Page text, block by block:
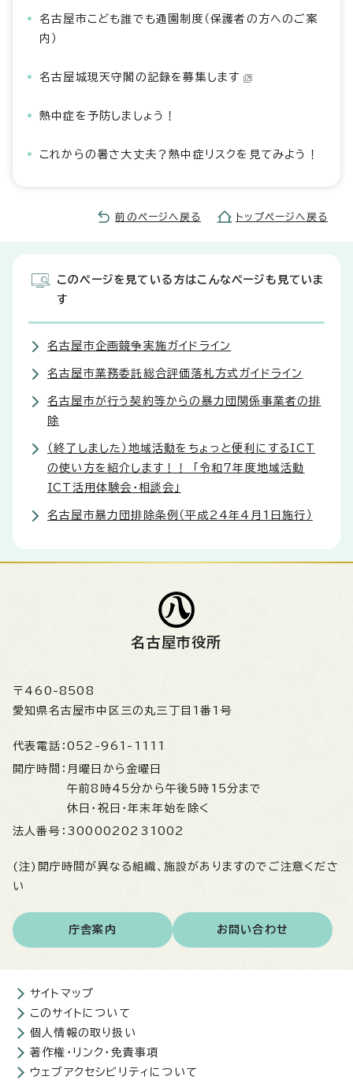
名古屋市こども誰でも通園制度（保護者の方へのご案
内）
名古屋城現天守閣の記録を募集します
熱中症を予防しましょう！
これからの暑さ大丈夫？熱中症リスクを見てみよう！
前のページへ戻る トップページへ戻る
このページを見ている方はこんなページも見ていま
す
名古屋市企画競争実施ガイドライン
名古屋市業務委託総合評価落札方式ガイドライン
名古屋市が行う契約等からの暴力団関係事業者の排
除
（終了しました）地域活動をちょっと便利にするICT
の使い方を紹介します！！ 「令和7年度地域活動
ICT活用体験会・相談会」
名古屋市暴力団排除条例（平成24年4月1日施行）
名古屋市役所
〒460-8508
愛知県名古屋市中区三の丸三丁目1番1号
代表電話： 052-961-1111
開庁時間： 月曜日から金曜日
午前8時45分から午後5時15分まで
休日・祝日・年末年始を除く
法人番号： 3000020231002
(注)開庁時間が異なる組織、施設がありますのでご注意くださ
い
庁舎案内 お問い合わせ
サイトマップ
このサイトについて
個人情報の取り扱い
著作権・リンク・免責事項
ウェブアクセシビリティについて